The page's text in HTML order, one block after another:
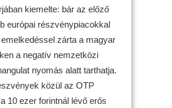
kiemelte: bár az előző
európai részvénypiacokkal
zárta a magyar
a negatív nemzetközi
nyomás alatt tarthatja.
közül az OTP
10 ezer forintnál lévő erős